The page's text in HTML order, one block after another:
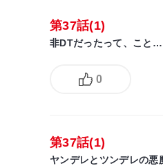
第37話(1)
非DTだったって、こと…
0
第37話(1)
ヤンデレとツンデレの悪